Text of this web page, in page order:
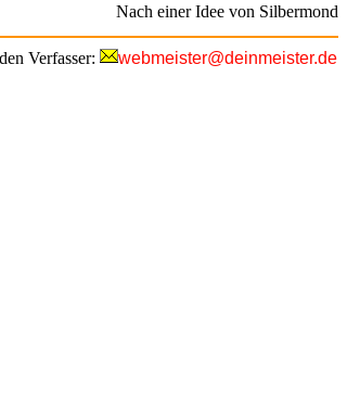
Nach einer Idee von Silbermond
Verfasser: webmeister@deinmeister.de